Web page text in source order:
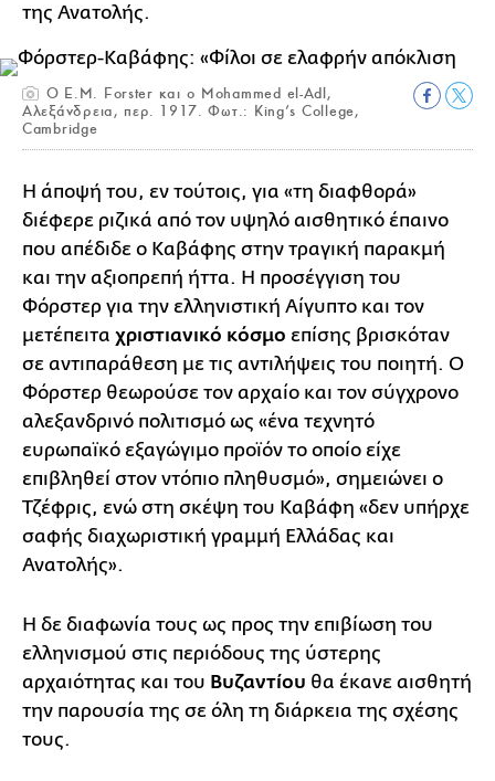
της Ανατολής.
O E.M. Forster και ο Mohammed el-Adl,
Αλεξάνδρεια, περ. 1917. Φωτ.: King’s College,
Cambridge
Η άποψή του, εν τούτοις, για «τη διαφθορά»
διέφερε ριζικά από τον υψηλό αισθητικό έπαινο
που απέδιδε ο Καβάφης στην τραγική παρακμή
και την αξιοπρεπή ήττα. Η προσέγγιση του
Φόρστερ για την ελληνιστική Αίγυπτο και τον
μετέπειτα χριστιανικό κόσμο επίσης βρισκόταν
σε αντιπαράθεση με τις αντιλήψεις του ποιητή. Ο
Φόρστερ θεωρούσε τον αρχαίο και τον σύγχρονο
αλεξανδρινό πολιτισμό ως «ένα τεχνητό
ευρωπαϊκό εξαγώγιμο προϊόν το οποίο είχε
επιβληθεί στον ντόπιο πληθυσμό», σημειώνει ο
Τζέφρις, ενώ στη σκέψη του Καβάφη «δεν υπήρχε
σαφής διαχωριστική γραμμή Ελλάδας και
Ανατολής».
Η δε διαφωνία τους ως προς την επιβίωση του
ελληνισμού στις περιόδους της ύστερης
αρχαιότητας και του Βυζαντίου θα έκανε αισθητή
την παρουσία της σε όλη τη διάρκεια της σχέσης
τους.